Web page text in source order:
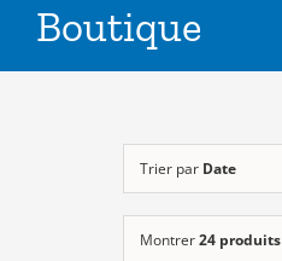
Les recherches
Les événements
Boutique
Trier par Date
Montrer24 produits